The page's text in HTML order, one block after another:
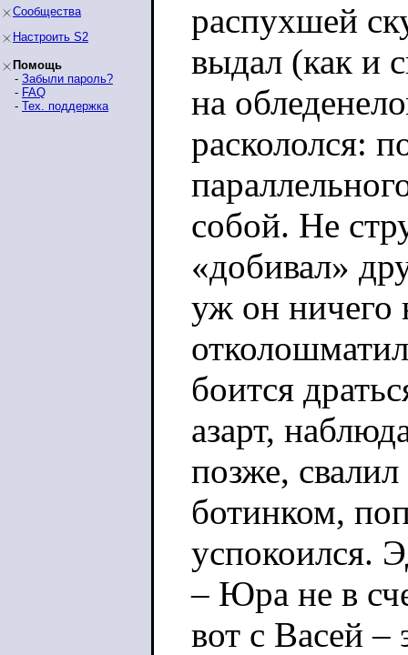
Сообщества
Настроить S2
Помощь
- Забыли пароль?
- FAQ
- Тех. поддержка
распухшей
выдал (как и
на
раскололся:
собой. Не
«добивал»
уж он ничего
боится
азарт,
позже,
ботинком,
успокоился.
– Юра не в
вот с Васей